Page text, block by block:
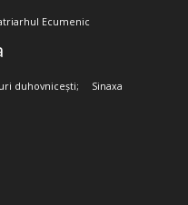
Ecumenic
duhovnicești; Sinaxa